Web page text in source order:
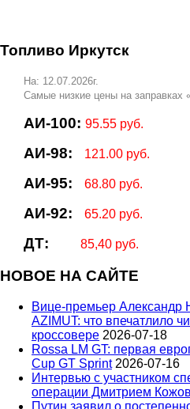
Топливо Иркутск
На: 12.07.2026г.
Самые низкие цены на заправках
АИ-100: 95.55 руб.
АИ-98: 121.00 руб.
АИ-95: 68.80 руб.
АИ-92: 65.20 руб.
ДТ: 85,40 руб.
НОВОЕ НА САЙТЕ
Вице‑премьер Александр
AZIMUT: что впечатлило
кроссовере 2026-07-18
Rossa LM GT: первая
Cup GT Sprint 2026-07-16
Интервью с участником
операции Дмитрием
Путин заявил о